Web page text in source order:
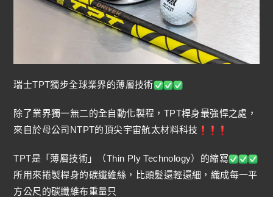
瑞士TPT獨步全球業界的薄層技術
除了業界獨一無二的全自動化製程，TPT桿身最強悍之處，
來自於母公司NTPT的頂尖宇宙航太材料科技
TPT是「薄層技術」（Thin Ply Technology）的縮寫
所用來捲製桿身的碳纖維絲，比頭髮還輕還細，織成每一平
方公尺的碳纖維布重量只